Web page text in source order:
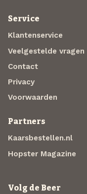
Service
Klantenservice
Veelgestelde vragen
Contact
Privacy
Voorwaarden
Partners
Kaarsbestellen.nl
Hopster Magazine
Volg de Beer